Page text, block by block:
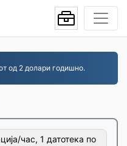
од 2 долари годишно.
час, 1 датотека по